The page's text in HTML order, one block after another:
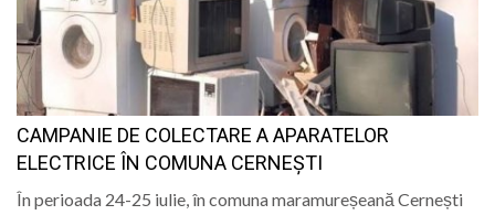
CAMPANIE DE COLECTARE A APARATELOR
ELECTRICE ÎN COMUNA CERNEȘTI
În perioada 24-25 iulie, în comuna maramureșeană Cernești